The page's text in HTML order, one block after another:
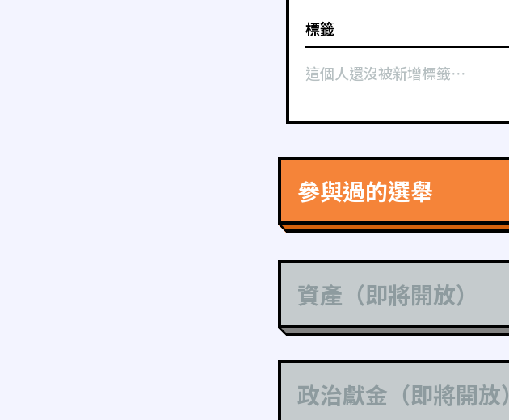
標籤
這個人還沒被新增標籤⋯
參與過的選舉
資產（即將開放）
政治獻金（即將開放）